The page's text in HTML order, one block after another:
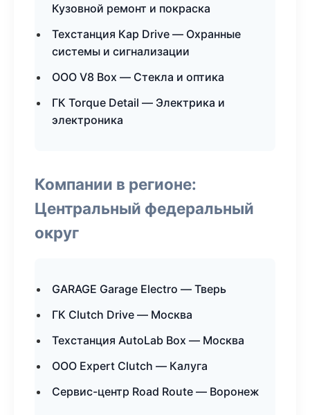
Кузовной ремонт и покраска
Техстанция Кар Drive — Охранные
системы и сигнализации
ООО V8 Box — Стекла и оптика
ГК Torque Detail — Электрика и
электроника
Компании в регионе:
Центральный федеральный
округ
GARAGE Garage Electro — Тверь
ГК Clutch Drive — Москва
Техстанция AutoLab Box — Москва
ООО Expert Clutch — Калуга
Сервис-центр Road Route — Воронеж